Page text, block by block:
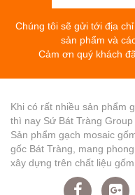
Chúng tôi sẽ gửi tới địa
sản phẩm và
Cảm ơn quý khách
Khi có rất nhiều sản phẩm
thì nay Sứ Bát Tràng
Sản phẩm gạch mosaic
gốc Bát Tràng, mang
xây dựng trên chất liệu gốm